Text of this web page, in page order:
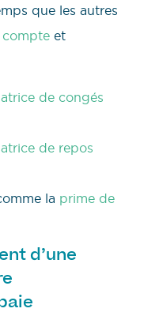
que les autres
et
de congés
de repos
la prime de
d’une